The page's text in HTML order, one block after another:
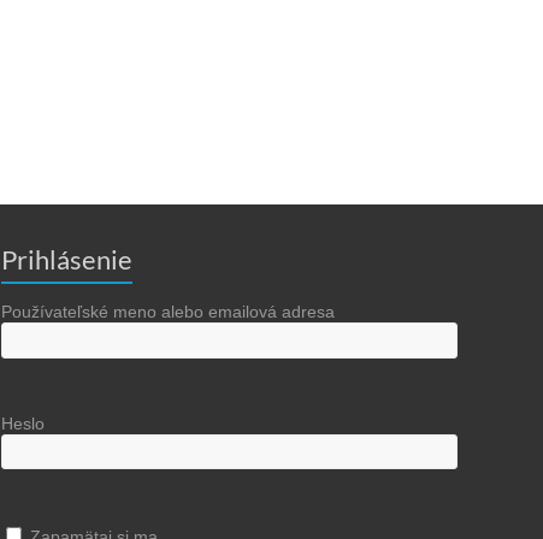
Prihlásenie
Používateľské meno alebo emailová adresa
Heslo